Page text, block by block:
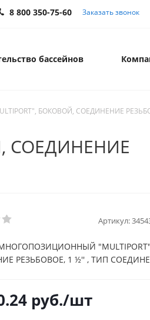
8 800 350-75-60 Заказать звонок
бассейнов
БОКОВОЙ, СОЕДИНЕНИЕ
СОЕДИНЕНИЕ
Артикул:
РЕЗЬБОВОЕ, 1 ½'' , ТИП
руб./шт